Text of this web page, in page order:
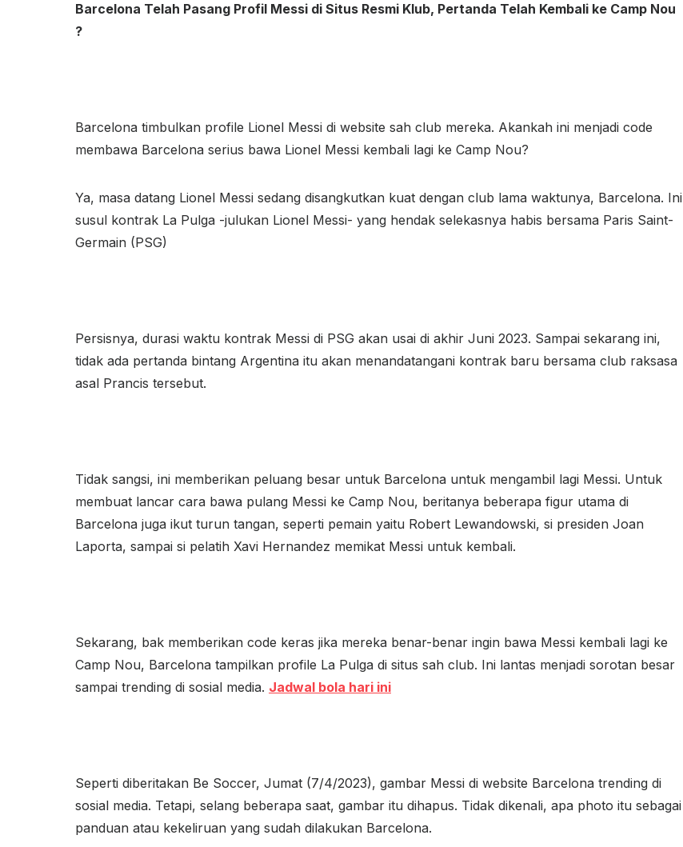
Barcelona Telah Pasang Profil Messi di Situs Resmi Klub, Pertanda Telah Kembali ke Camp Nou
?
Barcelona timbulkan profile Lionel Messi di website sah club mereka. Akankah ini menjadi code
membawa Barcelona serius bawa Lionel Messi kembali lagi ke Camp Nou?
Ya, masa datang Lionel Messi sedang disangkutkan kuat dengan club lama waktunya, Barcelona. Ini
susul kontrak La Pulga -julukan Lionel Messi- yang hendak selekasnya habis bersama Paris Saint-
Germain (PSG)
Persisnya, durasi waktu kontrak Messi di PSG akan usai di akhir Juni 2023. Sampai sekarang ini,
tidak ada pertanda bintang Argentina itu akan menandatangani kontrak baru bersama club raksasa
asal Prancis tersebut.
Tidak sangsi, ini memberikan peluang besar untuk Barcelona untuk mengambil lagi Messi. Untuk
membuat lancar cara bawa pulang Messi ke Camp Nou, beritanya beberapa figur utama di
Barcelona juga ikut turun tangan, seperti pemain yaitu Robert Lewandowski, si presiden Joan
Laporta, sampai si pelatih Xavi Hernandez memikat Messi untuk kembali.
Sekarang, bak memberikan code keras jika mereka benar-benar ingin bawa Messi kembali lagi ke
Camp Nou, Barcelona tampilkan profile La Pulga di situs sah club. Ini lantas menjadi sorotan besar
sampai trending di sosial media. Jadwal bola hari ini
Seperti diberitakan Be Soccer, Jumat (7/4/2023), gambar Messi di website Barcelona trending di
sosial media. Tetapi, selang beberapa saat, gambar itu dihapus. Tidak dikenali, apa photo itu sebagai
panduan atau kekeliruan yang sudah dilakukan Barcelona.